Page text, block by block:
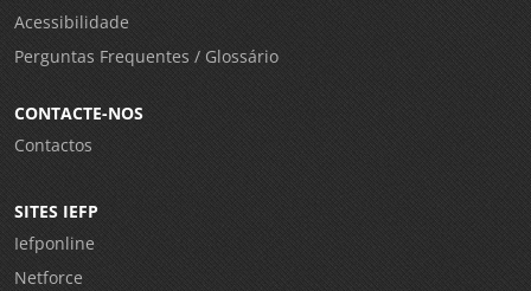
Acessibilidade
Perguntas Frequentes / Glossário
CONTACTE-NOS
Contactos
SITES IEFP
Iefponline
Netforce